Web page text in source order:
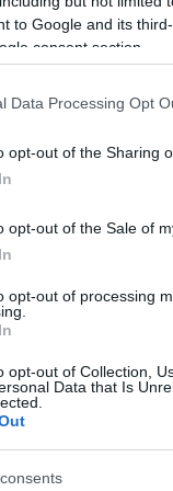
to Google and its
consent section.
Data Processing Opt
opt-out of the Sharing
opt-out of the Sale of
opt-out of processing
opt-out of Collection,
Data that Is
biztosít a
Fred Vasseur
a Ferrarinál